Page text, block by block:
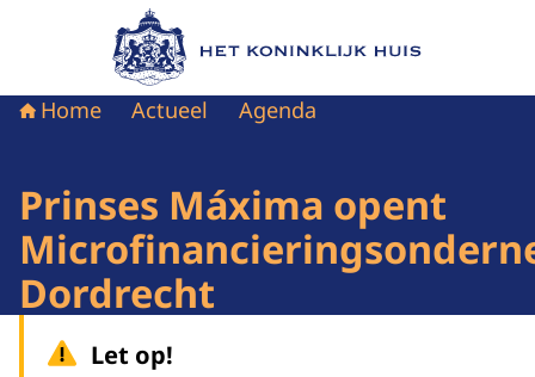
Naar de homepage van Het Koninklijk Huis
Home Actueel Agenda
Prinses Máxima opent
Dordrecht
Let op!